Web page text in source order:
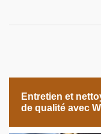
Entretien et
de qualité avec